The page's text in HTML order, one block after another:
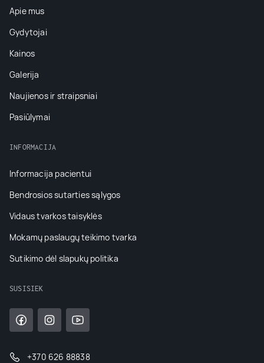
Apie mus
Gydytojai
Kainos
Galerija
Naujienos ir straipsniai
Pasiūlymai
INFORMACIJA
Informacija pacientui
Bendrosios sutarties sąlygos
Vidaus tvarkos taisyklės
Mokamų paslaugų teikimo tvarka
Sutikimo dėl slapukų politika
SUSISIEK
+370 626 88838